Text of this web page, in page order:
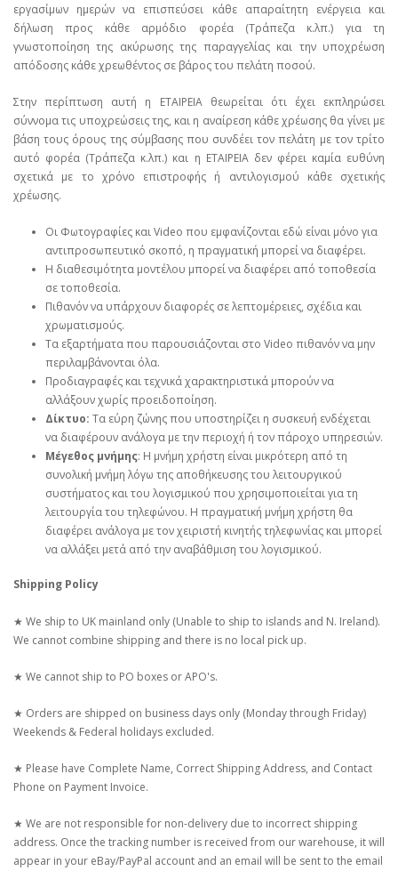
εργασίμων ημερών να επισπεύσει κάθε απαραίτητη ενέργεια και
δήλωση προς κάθε αρμόδιο φορέα (Τράπεζα κ.λπ.) για τη
γνωστοποίηση της ακύρωσης της παραγγελίας και την υποχρέωση
απόδοσης κάθε χρεωθέντος σε βάρος του πελάτη ποσού.
Στην περίπτωση αυτή η ΕΤΑΙΡΕΙΑ θεωρείται ότι έχει εκπληρώσει
σύννομα τις υποχρεώσεις της, και η αναίρεση κάθε χρέωσης θα γίνει με
βάση τους όρους της σύμβασης που συνδέει τον πελάτη με τον τρίτο
αυτό φορέα (Τράπεζα κ.λπ.) και η ΕΤΑΙΡΕΙΑ δεν φέρει καμία ευθύνη
σχετικά με το χρόνο επιστροφής ή αντιλογισμού κάθε σχετικής
χρέωσης.
Οι Φωτογραφίες και Video που εμφανίζονται εδώ είναι μόνο για
αντιπροσωπευτικό σκοπό, η πραγματική μπορεί να διαφέρει.
Η διαθεσιμότητα μοντέλου μπορεί να διαφέρει από τοποθεσία
σε τοποθεσία.
Πιθανόν να υπάρχουν διαφορές σε λεπτομέρειες, σχέδια και
χρωματισμούς.
Τα εξαρτήματα που παρουσιάζονται στο Video πιθανόν να μην
περιλαμβάνονται όλα.
Προδιαγραφές και τεχνικά χαρακτηριστικά μπορούν να
αλλάξουν χωρίς προειδοποίηση.
Δίκτυο: Τα εύρη ζώνης που υποστηρίζει η συσκευή ενδέχεται
να διαφέρουν ανάλογα με την περιοχή ή τον πάροχο υπηρεσιών.
Μέγεθος μνήμης: Η μνήμη χρήστη είναι μικρότερη από τη
συνολική μνήμη λόγω της αποθήκευσης του λειτουργικού
συστήματος και του λογισμικού που χρησιμοποιείται για τη
λειτουργία του τηλεφώνου. Η πραγματική μνήμη χρήστη θα
διαφέρει ανάλογα με τον χειριστή κινητής τηλεφωνίας και μπορεί
να αλλάξει μετά από την αναβάθμιση του λογισμικού.
Shipping Policy
★ We ship to UK mainland only (Unable to ship to islands and N. Ireland).
We cannot combine shipping and there is no local pick up.
★ We cannot ship to PO boxes or APO's.
★ Orders are shipped on business days only (Monday through Friday)
Weekends & Federal holidays excluded.
★ Please have Complete Name, Correct Shipping Address, and Contact
Phone on Payment Invoice.
★ We are not responsible for non-delivery due to incorrect shipping
address. Once the tracking number is received from our warehouse, it will
appear in your eBay/PayPal account and an email will be sent to the email